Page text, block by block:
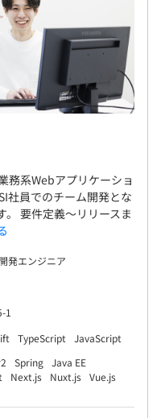
で80名近くのチームを
務系Webアプリケーショ
社員でのチーム開発とな
要件定義～リリースま
発エンジニア
1
TypeScript
JavaScript
Spring Java EE
Next.js Nuxt.js Vue.js